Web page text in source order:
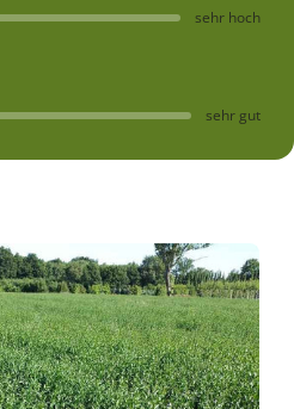
sehr hoch
sehr gut